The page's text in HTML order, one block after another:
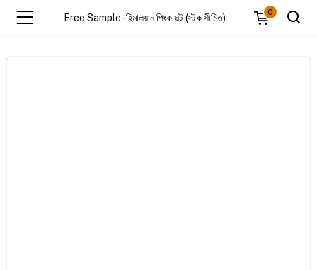
Free Sample- হিমালয়ান পিংক সল্ট (স্টক সীমিত)
0